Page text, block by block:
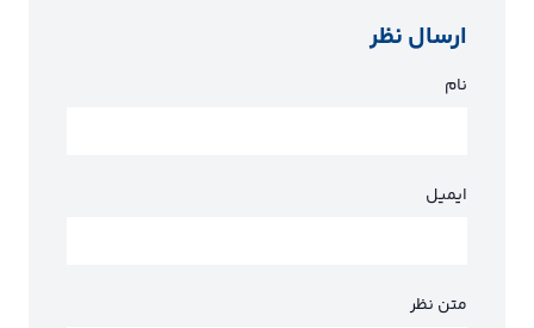
ارسال نظر
نام
ایمیل
متن نظر